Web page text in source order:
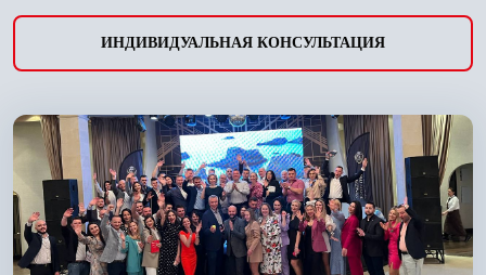
ИНДИВИДУАЛЬНАЯ КОНСУЛЬТАЦИЯ